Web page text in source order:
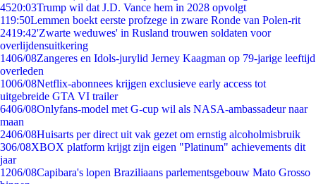
4520:03Trump wil dat J.D. Vance hem in 2028 opvolgt
119:50Lemmen boekt eerste profzege in zware Ronde van Polen-rit
2419:42'Zwarte weduwes' in Rusland trouwen soldaten voor
overlijdensuitkering
1406/08Zangeres en Idols-jurylid Jerney Kaagman op 79-jarige leeftijd
overleden
1006/08Netflix-abonnees krijgen exclusieve early access tot
uitgebreide GTA VI trailer
6406/08Onlyfans-model met G-cup wil als NASA-ambassadeur naar
maan
2406/08Huisarts per direct uit vak gezet om ernstig alcoholmisbruik
306/08XBOX platform krijgt zijn eigen "Platinum" achievements dit
jaar
1206/08Capibara's lopen Braziliaans parlementsgebouw Mato Grosso